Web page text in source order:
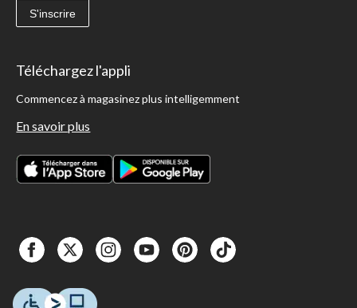
S'inscrire
Téléchargez l'appli
Commencez à magasinez plus intelligemment
En savoir plus